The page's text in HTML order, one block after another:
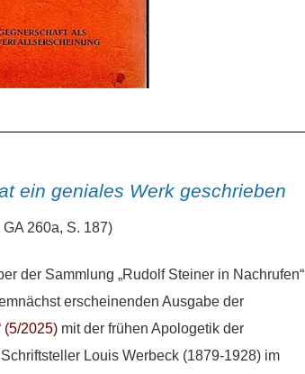
ein geniales Werk geschrieben
260a, S. 187)
der Sammlung „Rudolf Steiner in Nachrufen“
erscheinenden Ausgabe der
(5/2025) mit der frühen Apologetik der
Louis Werbeck (1879-1928) im